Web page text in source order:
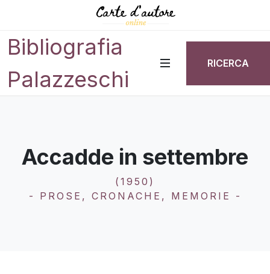
Bibliografia
Palazzeschi
RICERCA
Accadde in settembre
(1950)
- PROSE, CRONACHE, MEMORIE -